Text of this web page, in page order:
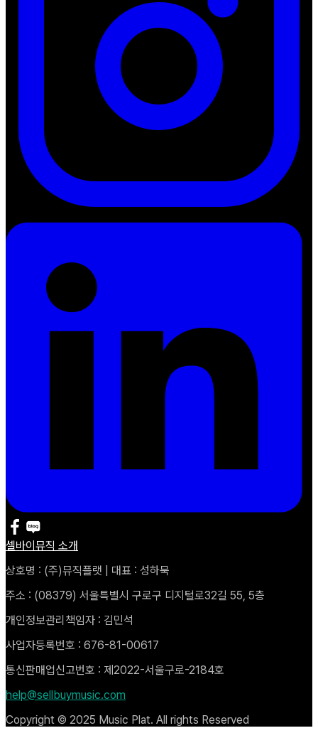
셀바이뮤직 소개
상호명 : (주)뮤직플랫 | 대표 : 성하묵
주소 : (08379) 서울특별시 구로구 디지털로32길 55, 5층
개인정보관리책임자 : 김민석
사업자등록번호 : 676-81-00617
통신판매업신고번호 : 제2022-서울구로-2184호
help@sellbuymusic.com
Copyright © 2025 Music Plat. All rights Reserved